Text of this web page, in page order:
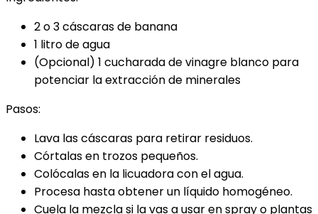
2 o 3 cáscaras de banana
1 litro de agua
(Opcional) 1 cucharada de vinagre blanco para
potenciar la extracción de minerales
Pasos:
Lava las cáscaras para retirar residuos.
Córtalas en trozos pequeños.
Colócalas en la licuadora con el agua.
Procesa hasta obtener un líquido homogéneo.
Cuela la mezcla si la vas a usar en spray o plantas